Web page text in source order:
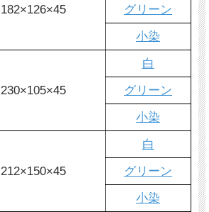
182×126×45
グリーン
小染
230×105×45
白
グリーン
小染
212×150×45
白
グリーン
小染